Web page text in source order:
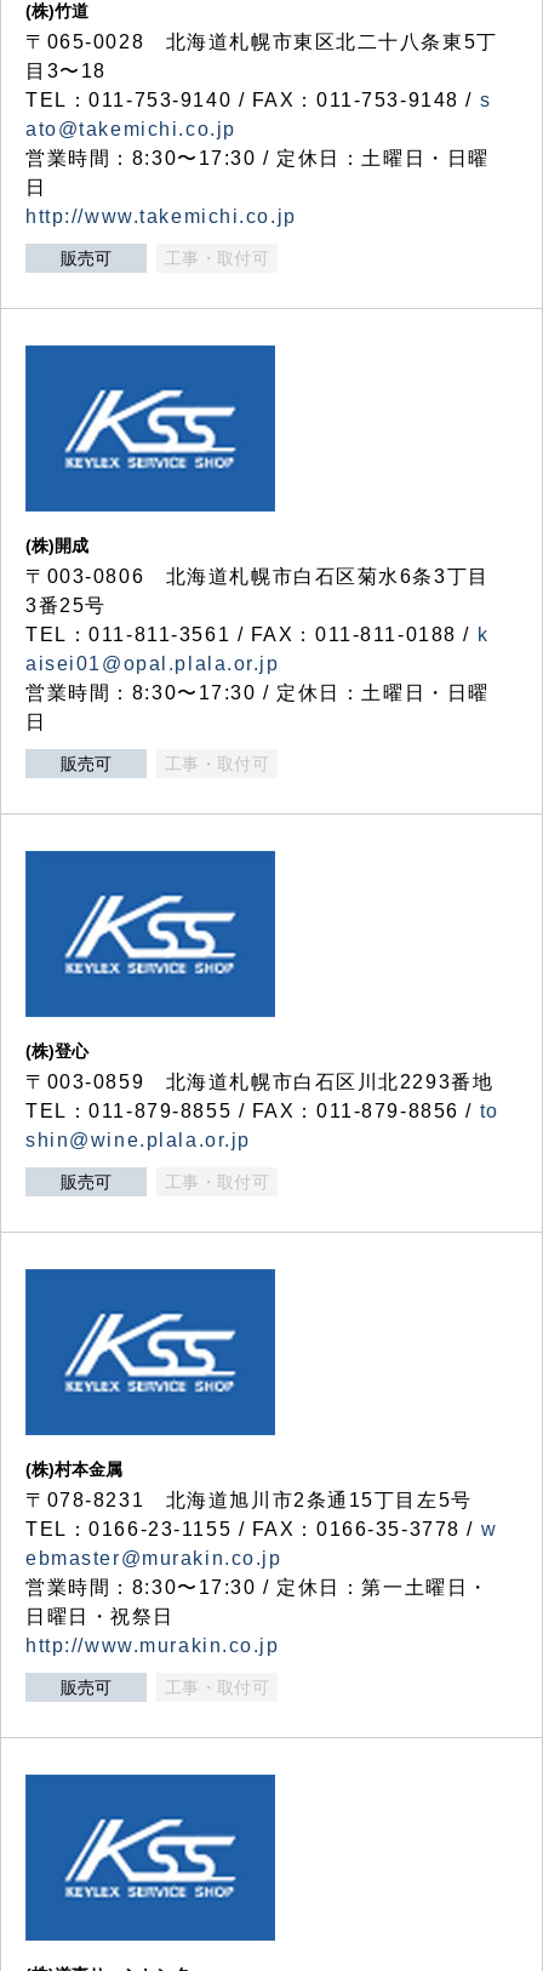
(株)竹道
〒065-0028 北海道札幌市東区北二十八条東5丁
目3〜18
TEL：011-753-9140 / FAX：011-753-9148 / s
ato@takemichi.co.jp
営業時間：8:30〜17:30 / 定休日：土曜日・日曜
日
http://www.takemichi.co.jp
販売可 工事・取付可
(株)開成
〒003-0806 北海道札幌市白石区菊水6条3丁目
3番25号
TEL：011-811-3561 / FAX：011-811-0188 / k
aisei01@opal.plala.or.jp
営業時間：8:30〜17:30 / 定休日：土曜日・日曜
日
販売可 工事・取付可
(株)登心
〒003-0859 北海道札幌市白石区川北2293番地
TEL：011-879-8855 / FAX：011-879-8856 / to
shin@wine.plala.or.jp
販売可 工事・取付可
(株)村本金属
〒078-8231 北海道旭川市2条通15丁目左5号
TEL：0166-23-1155 / FAX：0166-35-3778 / w
ebmaster@murakin.co.jp
営業時間：8:30〜17:30 / 定休日：第一土曜日・
日曜日・祝祭日
http://www.murakin.co.jp
販売可 工事・取付可